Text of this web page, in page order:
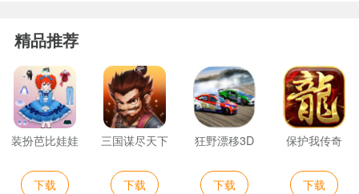
精品推荐
装扮芭比娃娃
下载
三国谋尽天下
下载
狂野漂移3D
下载
保护我传奇
下载